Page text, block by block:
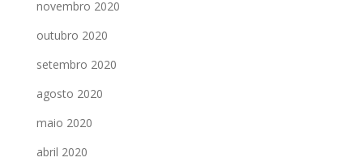
novembro 2020
outubro 2020
setembro 2020
agosto 2020
maio 2020
abril 2020